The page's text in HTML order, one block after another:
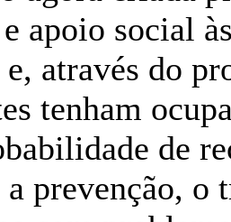
apoio social
através do
tenham
de
prevenção, o